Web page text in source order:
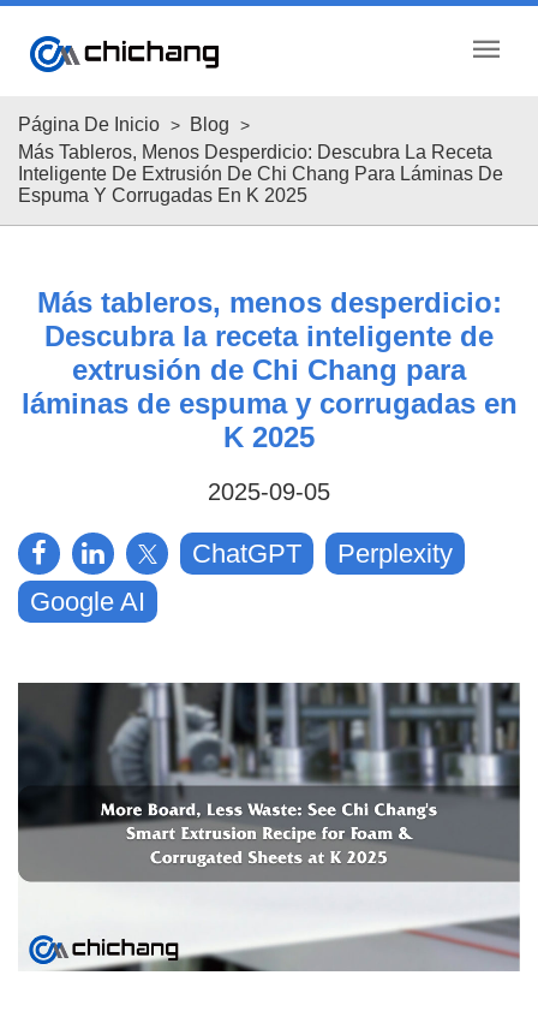
menu
Página De Inicio
Blog
Más Tableros, Menos Desperdicio: Descubra La Receta
Inteligente De Extrusión De Chi Chang Para Láminas De
Espuma Y Corrugadas En K 2025
Más tableros, menos desperdicio:
Descubra la receta inteligente de
extrusión de Chi Chang para
láminas de espuma y corrugadas en
K 2025
2025-09-05
ChatGPT
Perplexity
Google AI